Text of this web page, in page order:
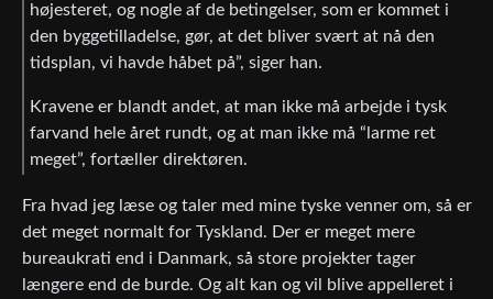
højesteret, og nogle af de betingelser, som er kommet i
den byggetilladelse, gør, at det bliver svært at nå den
tidsplan, vi havde håbet på”, siger han.
Kravene er blandt andet, at man ikke må arbejde i tysk
farvand hele året rundt, og at man ikke må “larme ret
meget”, fortæller direktøren.
Fra hvad jeg læse og taler med mine tyske venner om, så er
det meget normalt for Tyskland. Der er meget mere
bureaukrati end i Danmark, så store projekter tager
længere end de burde. Og alt kan og vil blive appelleret i